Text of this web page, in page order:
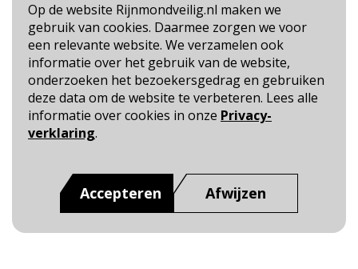
Op de website Rijnmondveilig.nl maken we
gebruik van cookies. Daarmee zorgen we voor
een relevante website. We verzamelen ook
informatie over het gebruik van de website,
onderzoeken het bezoekersgedrag en gebruiken
deze data om de website te verbeteren. Lees alle
informatie over cookies in onze Privacy-
verklaring.
Accepteren Afwijzen
Blijf op de hoogte
Cookie- en Privacybeleid
Toegankelijkheid
Dit is een website van